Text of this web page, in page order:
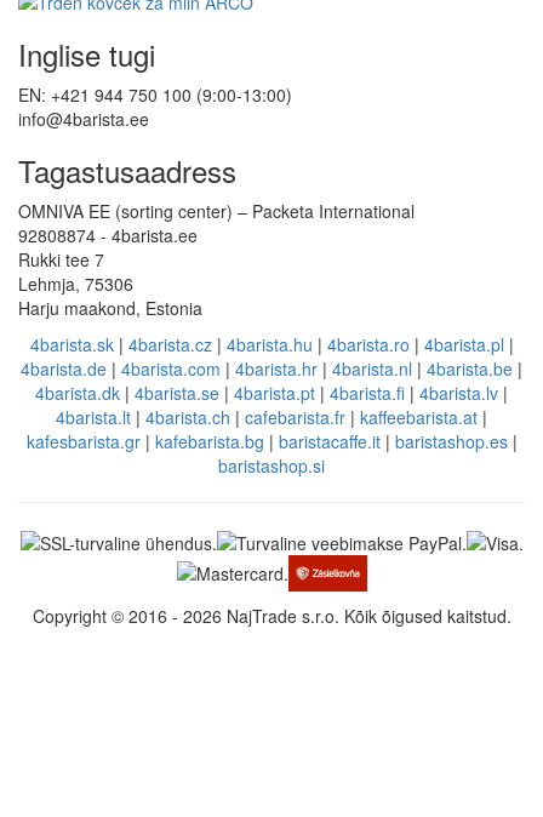
Inglise tugi
EN: +421 944 750 100 (9:00-13:00)
info@4barista.ee
Tagastusaadress
OMNIVA EE (sorting center) – Packeta International
92808874 - 4barista.ee
Rukki tee 7
Lehmja, 75306
Harju maakond, Estonia
4barista.sk| 4barista.cz| 4barista.hu | 4barista.ro | 4barista.pl |
4barista.de | 4barista.com | 4barista.hr | 4barista.nl | 4barista.be |
4barista.dk | 4barista.se | 4barista.pt | 4barista.fi | 4barista.lv |
4barista.lt | 4barista.ch | cafebarista.fr | kaffeebarista.at |
kafesbarista.gr| kafebarista.bg | baristacaffe.it| baristashop.es|
baristashop.si
Copyright © 2016 - 2026 NajTrade s.r.o. Kõik õigused kaitstud.